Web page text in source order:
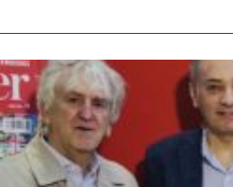
ADN: un viaje por la misión, la
al consumidor